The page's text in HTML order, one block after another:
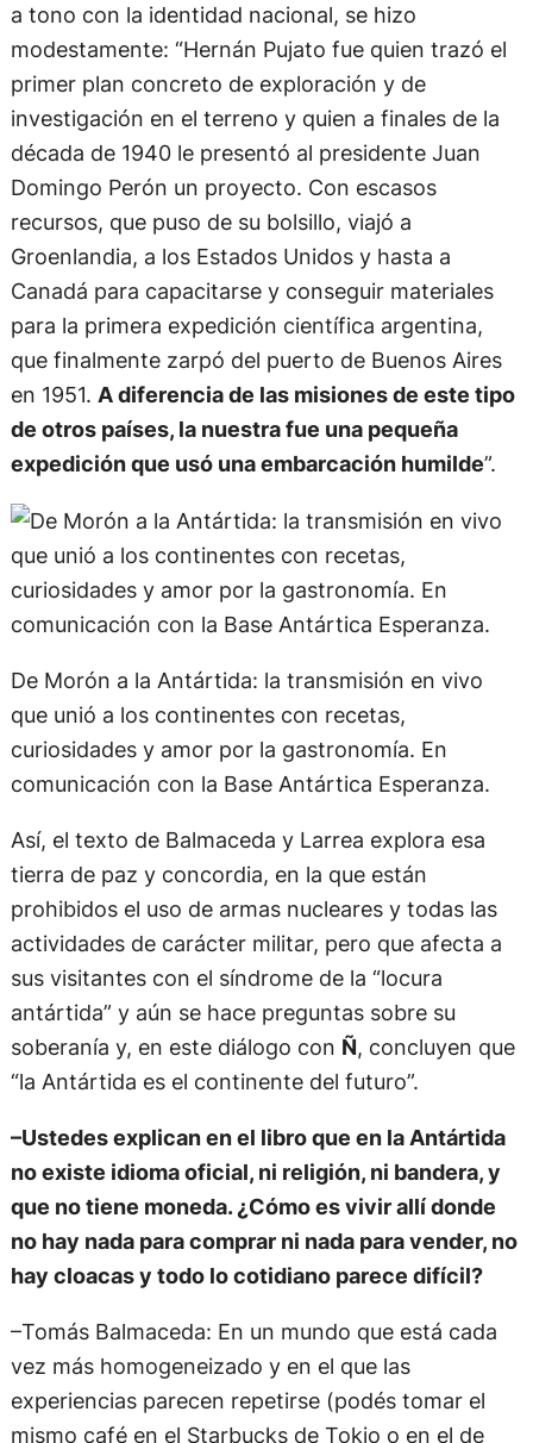
a tono con la identidad nacional, se hizo
modestamente: “Hernán Pujato fue quien trazó el
primer plan concreto de exploración y de
investigación en el terreno y quien a finales de la
década de 1940 le presentó al presidente Juan
Domingo Perón un proyecto. Con escasos
recursos, que puso de su bolsillo, viajó a
Groenlandia, a los Estados Unidos y hasta a
Canadá para capacitarse y conseguir materiales
para la primera expedición científica argentina,
que finalmente zarpó del puerto de Buenos Aires
en 1951. A diferencia de las misiones de este tipo
de otros países, la nuestra fue una pequeña
expedición que usó una embarcación humilde”.
De Morón a la Antártida: la transmisión en vivo
que unió a los continentes con recetas,
curiosidades y amor por la gastronomía. En
comunicación con la Base Antártica Esperanza.
Así, el texto de Balmaceda y Larrea explora esa
tierra de paz y concordia, en la que están
prohibidos el uso de armas nucleares y todas las
actividades de carácter militar, pero que afecta a
sus visitantes con el síndrome de la “locura
antártida” y aún se hace preguntas sobre su
soberanía y, en este diálogo con Ñ, concluyen que
“la Antártida es el continente del futuro”.
–Ustedes explican en el libro que en la Antártida
no existe idioma oficial, ni religión, ni bandera, y
que no tiene moneda. ¿Cómo es vivir allí donde
no hay nada para comprar ni nada para vender, no
hay cloacas y todo lo cotidiano parece difícil?
–Tomás Balmaceda: En un mundo que está cada
vez más homogeneizado y en el que las
experiencias parecen repetirse (podés tomar el
mismo café en el Starbucks de Tokio o en el de